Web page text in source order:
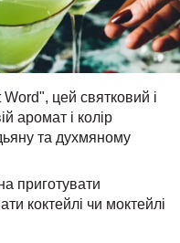
цей святковий і
аромат і колір
та духмяному
приготувати
коктейлі чи моктейлі